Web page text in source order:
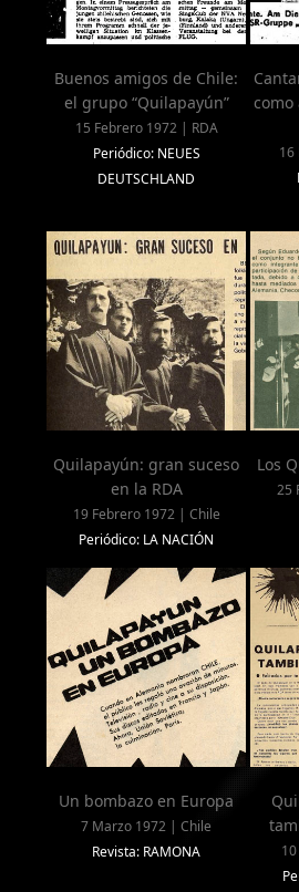
Buenos amigos de Chile:
el grupo “Quilapayún”
15 Febrero 1972 | RDA
Periódico: NEUES
DEUTSCHLAND
16
Quilapayún: gran suceso
en la RDA
19 Febrero 1972 | Chile
Periódico: LA NACIÓN
Los
25
Un bombazo en Europa
7 Marzo 1972 | Chile
Revista: RAMONA